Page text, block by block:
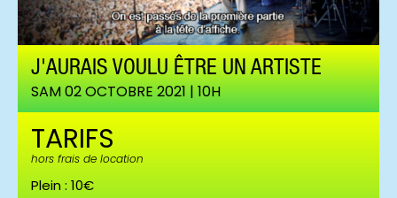
J'AURAIS VOULU ÊTRE UN ARTISTE
SAM 02 OCTOBRE 2021 | 10H
TARIFS
hors frais de location
Plein : 10€